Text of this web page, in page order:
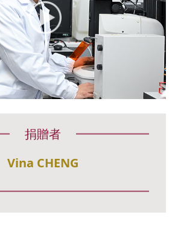
捐贈者
Vina CHENG